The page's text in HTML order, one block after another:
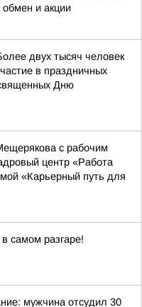
обмен и акции
двух тысяч человек
в праздничных
Дню
с рабочим
центр «Работа
«Карьерный путь для
самом разгаре!
мужчина отсудил 30